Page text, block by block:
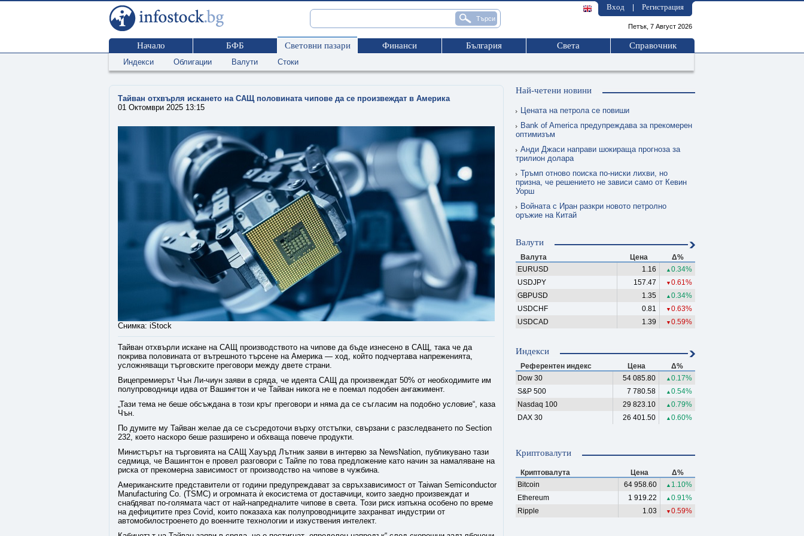
Вход Регистрация
Петък, 7 Август 2026
Начало БФБ Световни пазари Финанси България Света Справочник
Индекси Облигации Валути Стоки
Тайван отхвърля искането на САЩ половината чипове да се произвеждат в Америка
01 Октомври 2025 13:15
Снимка: iStock
Тайван отхвърли искане на САЩ производството на чипове да бъде изнесено в САЩ, така че да
покрива половината от вътрешното търсене на Америка — ход, който подчертава напреженията,
усложняващи търговските преговори между двете страни.
Вицепремиерът Чън Ли-чиун заяви в сряда, че идеята САЩ да произвеждат 50% от необходимите им
полупроводници идва от Вашингтон и че Тайван никога не е поемал подобен ангажимент.
„Тази тема не беше обсъждана в този кръг преговори и няма да се съгласим на подобно условие“, каза
Чън.
По думите му Тайван желае да се съсредоточи върху отстъпки, свързани с разследването по Section
232, което наскоро беше разширено и обхваща повече продукти.
Министърът на търговията на САЩ Хауърд Лътник заяви в интервю за NewsNation, публикувано тази
седмица, че Вашингтон е провел разговори с Тайпе по това предложение като начин за намаляване на
риска от прекомерна зависимост от производство на чипове в чужбина.
Американските представители от години предупреждават за свръхзависимост от Taiwan Semiconductor
Manufacturing Co. (TSMC) и огромната ѝ екосистема от доставчици, които заедно произвеждат и
снабдяват по-голямата част от най-напредналите чипове в света. Този риск изпъкна особено по време
на дефицитите през Covid, които показаха как полупроводниците захранват индустрии от
автомобилостроенето до военните технологии и изкуствения интелект.
Най-четени новини
Цената на петрола се повиши
Bank of America предупреждава за прекомерен
оптимизъм
Анди Джаси направи шокираща прогноза за
трилион долара
Тръмп отново поиска по-ниски лихви, но
призна, че решението не зависи само от Кевин
Уорш
Войната с Иран разкри новото петролно
оръжие на Китай
Валути
Валута Цена
Δ%
EURUSD
1.16 ▲ 0.34%
USDJPY
157.47 ▼ 0.61%
GBPUSD
1.35 ▲ 0.34%
USDCHF
0.81 ▼ 0.63%
USDCAD
1.39 ▼ 0.59%
Индекси
Референтен индекс Цена
Δ%
Dow 30
54 085.80 ▲ 0.17%
S&P 500
7 780.58 ▲ 0.54%
Nasdaq 100
29 823.10 ▲ 0.79%
DAX 30
26 401.50 ▲ 0.60%
Криптовалути
Криптовалута Цена
Δ%
Bitcoin
64 958.60 ▲ 1.10%
Ethereum
1 919.22 ▲ 0.91%
Ripple
1.03 ▼ 0.59%